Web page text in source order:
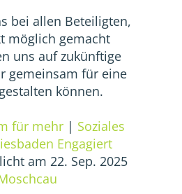
bei allen Beteiligten,
möglich gemacht
uns auf zukünftige
gemeinsam für eine
können.
für mehr| Soziales
Engagiert
am 22. Sep. 2025